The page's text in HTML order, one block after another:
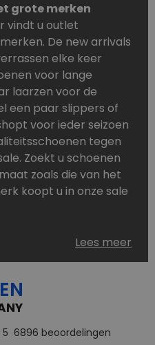
grote merken
vindt u outlet
De new arrivals
elke keer
voor lange
laarzen voor de
een paar slippers of
voor ieder seizoen
tegen
Zoekt u schoenen
zoals die van het
koopt u in onze sale
Goedkope
van topmerken,
u altijd wel een
u in onze online
Lees meer
6896 beoordelingen